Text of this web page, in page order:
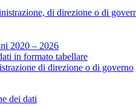
di direzione o di
2020 – 2026
in formato tabellare
di direzione o di governo
dei dati